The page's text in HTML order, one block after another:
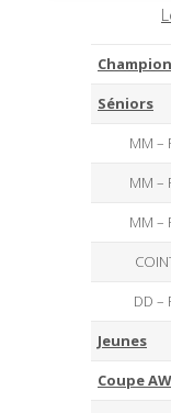
Séniors
MM –
MM –
MM –
DD –
Jeunes
Coupe